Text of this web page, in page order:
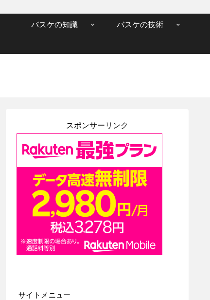
バスケの知識 バスケの技術
スポンサーリンク
サイトメニュー